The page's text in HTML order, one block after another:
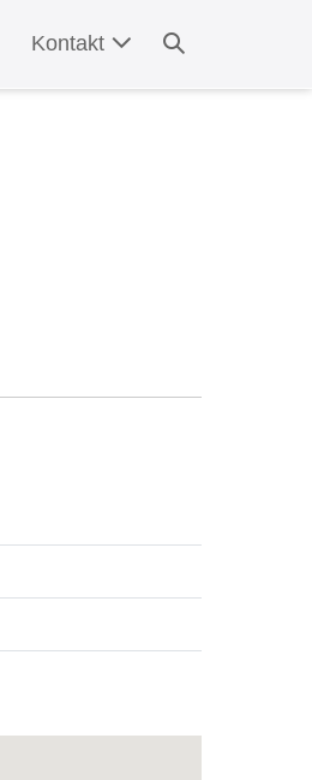
Kontakt
Suche-